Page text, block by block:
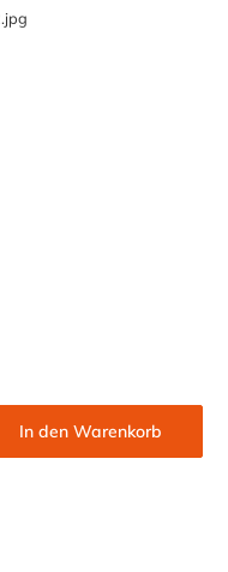
In den Warenkorb